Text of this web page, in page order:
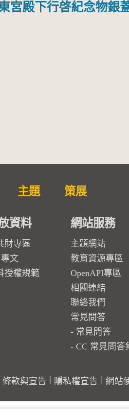
宮殿下行啓紀念物銀
主題 策展
資料
財專區
文
授權規範
網站服務
主題網站
教育資源專區
OpenAPI專區
相關連結
聯絡我們
常見問答
常見問答
CC 常見問答
條款與宣告 隱私權宣告 網站